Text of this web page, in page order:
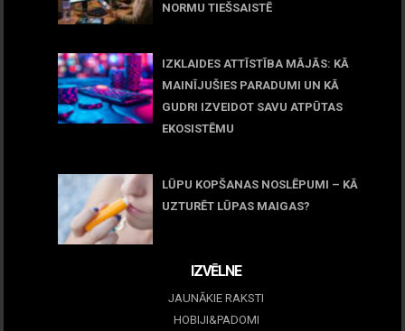
NORMU TIEŠSAISTĒ
IZKLAIDES ATTĪSTĪBA MĀJĀS: KĀ
MAINĪJUŠIES PARADUMI UN KĀ
GUDRI IZVEIDOT SAVU ATPŪTAS
EKOSISTĒMU
LŪPU KOPŠANAS NOSLĒPUMI – KĀ
UZTURĒT LŪPAS MAIGAS?
IZVĒLNE
JAUNĀKIE RAKSTI
HOBIJI&PADOMI